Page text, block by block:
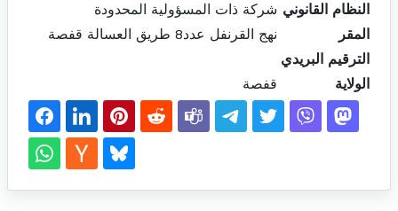
النظام القانوني شركة ذات المسؤولية المحدودة
المقر
نهج القرنفل عدد8 طريق العسالة قفصة
الترقيم البريدي
الولاية
قفصة